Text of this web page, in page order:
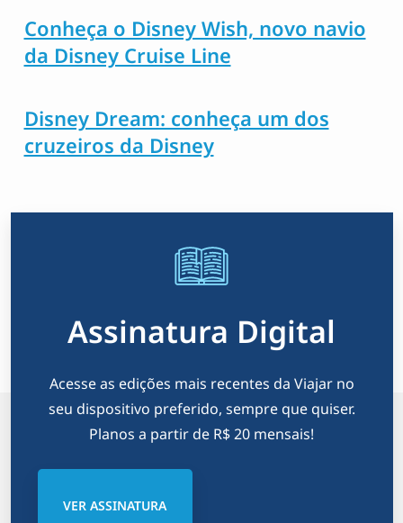
Conheça o Disney Wish, novo navio
da Disney Cruise Line
Disney Dream: conheça um dos
cruzeiros da Disney
Assinatura Digital
Acesse as edições mais recentes da Viajar no
seu dispositivo preferido, sempre que quiser.
Planos a partir de R$ 20 mensais!
VER ASSINATURA